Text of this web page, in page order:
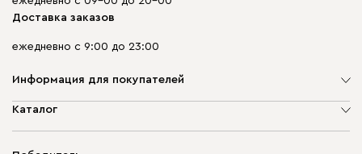
Доставка заказов
ежедневно с 9:00 до 23:00
Информация для покупателей
О компании
Каталог